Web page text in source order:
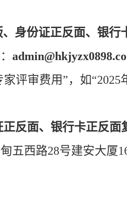
身份证正反面、银行
评审费用”，如“2025
反面、银行卡正反面
五西路28号建安大厦